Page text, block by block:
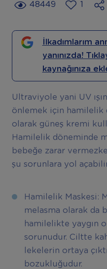
48449 1
İlkadımlarım
yanınızda!
kaynağınıza
Ultraviyole yani UV
önlemek için hamilelik
olarak güneş kremi
Hamilelik döneminde
bebeğe zarar
şu sorunlara yol
Hamilelik Maskesi:
melasma olarak da
hamilelikte yaygın
sorunudur. Ciltte
lekelerin ortaya
bozukluğudur.